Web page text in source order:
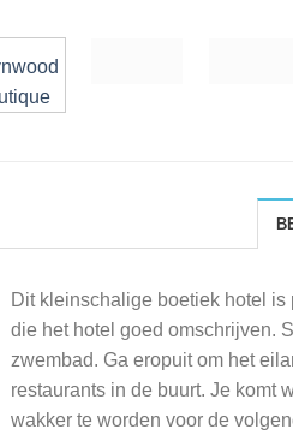
Dit kleinschalige boetiek hotel
die het hotel goed omschrijven.
zwembad. Ga eropuit om het
restaurants in de buurt. Je komt
wakker te worden voor de